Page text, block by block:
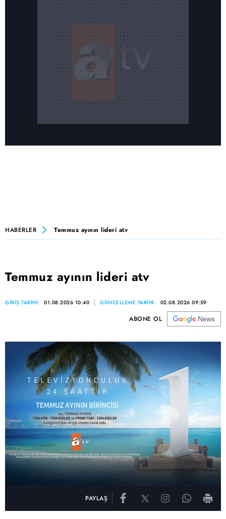
HABERLER Temmuz ayının lideri atv
Temmuz ayının lideri atv
GİRİŞ TARİHİ: 01.08.2026 10:40 GÜNCELLEME TARİHİ: 02.08.2026 09:59
ABONE OL
PAYLAŞ